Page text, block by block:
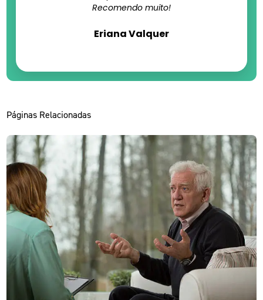
Recomendo muito!
Eriana Valquer
Páginas Relacionadas